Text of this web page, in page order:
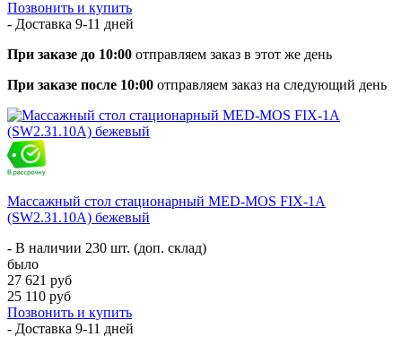
Позвонить и купить
- Доставка 9-11 дней
При заказе до 10:00 отправляем заказ в этот же день
При заказе после 10:00 отправляем заказ на следующий день
Массажный стол стационарный MED-MOS FIX-1A
(SW2.31.10A) бежевый
- В наличии 230 шт. (доп. склад)
было
27 621 руб
25 110 руб
Позвонить и купить
- Доставка 9-11 дней